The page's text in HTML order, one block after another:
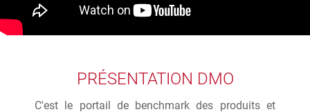
PRÉSENTATION DMO
C'est le portail de benchmark des produits et